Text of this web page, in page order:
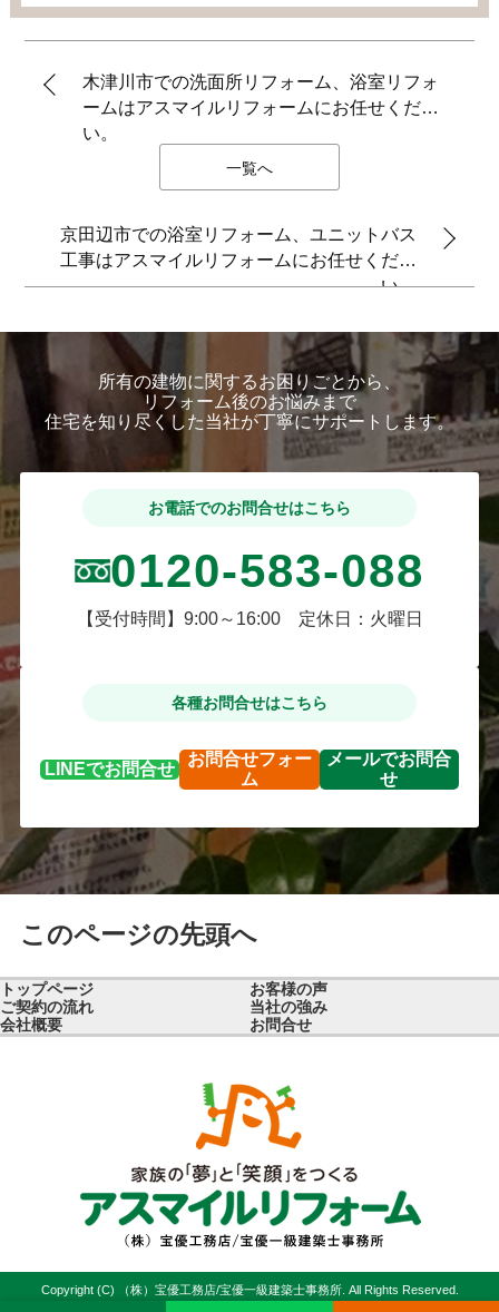
木津川市での洗面所リフォーム、浴室リフォ
ームはアスマイルリフォームにお任せくださ
い。
一覧へ
京田辺市での浴室リフォーム、ユニットバス
工事はアスマイルリフォームにお任せくださ
い。
所有の建物に関するお困りごとから、
リフォーム後のお悩みまで
住宅を知り尽くした当社が丁寧にサポートします。
お電話でのお問合せはこちら
0120-583-088
【受付時間】9:00～16:00 定休日：火曜日
各種お問合せはこちら
LINEでお問合せ
お問合せフォー
ム
メールでお問合
せ
このページの先頭へ
トップページ
お客様の声
ご契約の流れ
当社の強み
会社概要
お問合せ
Copyright (C) （株）宝優工務店/宝優一級建築士事務所. All Rights Reserved.